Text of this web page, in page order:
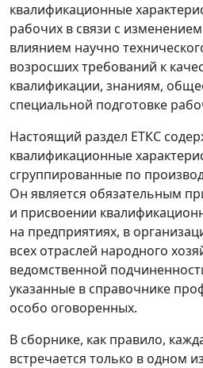
квалификационные
рабочих в связи с
влиянием научно
возросших требований к
квалификации, знаниям,
специальной подготовке
Настоящий раздел ЕТКС
квалификационные
сгруппированные по
Он является обязательным
и присвоении
на предприятиях, в
всех отраслей народного
ведомственной
указанные в справочнике
особо оговоренных.
В сборнике, как правило,
встречается только в одном